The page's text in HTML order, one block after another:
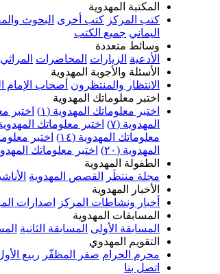
المكتبة المهدوية
كتب المركز كتب أخرى البحوث
اليماني جميع الكتب
وسائط متعددة
الأدعية الزيارات المحاضرات المراثي
الأسئلة والأجوبة المهدوية
الانتظار والمنتظرون أصحاب الإمام
اختبر معلوماتك المهدوية
اختبر معلوماتك المهدوية (١)
اختبر
المهدوية (٧)
اختبر معلوماتك المهدوية
معلوماتك المهدوية (١٤)
اختبر
المهدوية (٢٠)
اختبر معلوماتك
الطفولة المهدوية
مجلة منتظَر
القصص المهدوية
الأخبار المهدوية
أخبار ونشاطات المركز
اصدارات
المسابقات المهدوية
المسابقة الأولى المسابقة الثانية
التقويم المهدوي
محرم الحرام صفر المظفّر ربيع
اتصل بنا